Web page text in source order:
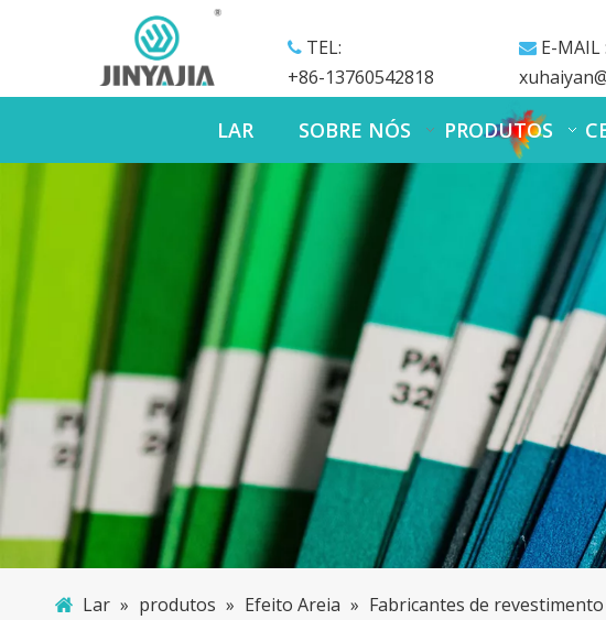
TEL:
+86-13760542818
 E-MAIL :
LAR SOBRE NÓS PRODUTOS
Lar » produtos » Efeito Areia » Fabricantes de